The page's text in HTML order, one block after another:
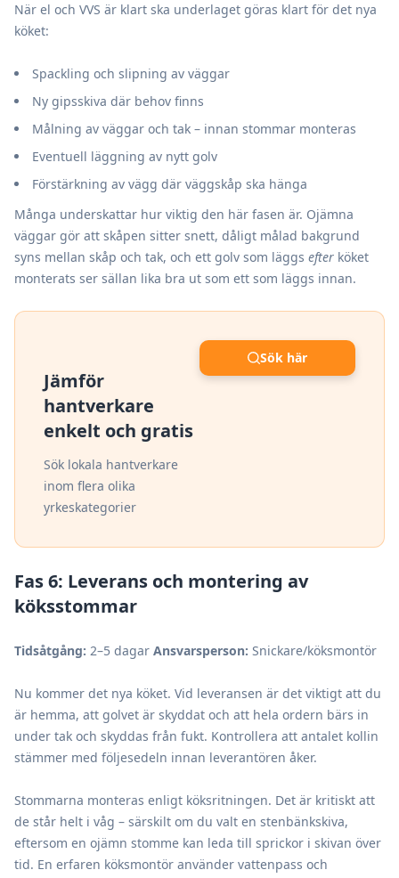
När el och VVS är klart ska underlaget göras klart för det nya
köket:
Spackling och slipning av väggar
Ny gipsskiva där behov finns
Målning av väggar och tak – innan stommar monteras
Eventuell läggning av nytt golv
Förstärkning av vägg där väggskåp ska hänga
Många underskattar hur viktig den här fasen är. Ojämna
väggar gör att skåpen sitter snett, dåligt målad bakgrund
syns mellan skåp och tak, och ett golv som läggs efter köket
monterats ser sällan lika bra ut som ett som läggs innan.
Jämför
hantverkare
enkelt och gratis
Sök lokala hantverkare
inom flera olika
yrkeskategorier
Sök här
Fas 6: Leverans och montering av
köksstommar
Tidsåtgång: 2–5 dagar Ansvarsperson: Snickare/köksmontör
Nu kommer det nya köket. Vid leveransen är det viktigt att du
är hemma, att golvet är skyddat och att hela ordern bärs in
under tak och skyddas från fukt. Kontrollera att antalet kollin
stämmer med följesedeln innan leverantören åker.
Stommarna monteras enligt köksritningen. Det är kritiskt att
de står helt i våg – särskilt om du valt en stenbänkskiva,
eftersom en ojämn stomme kan leda till sprickor i skivan över
tid. En erfaren köksmontör använder vattenpass och